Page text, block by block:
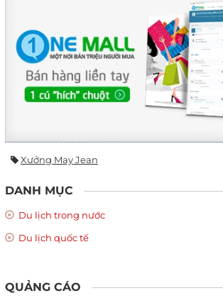
Xưởng May Jean
DANH MỤC
Du lịch trong nước
Du lịch quốc tế
QUẢNG CÁO